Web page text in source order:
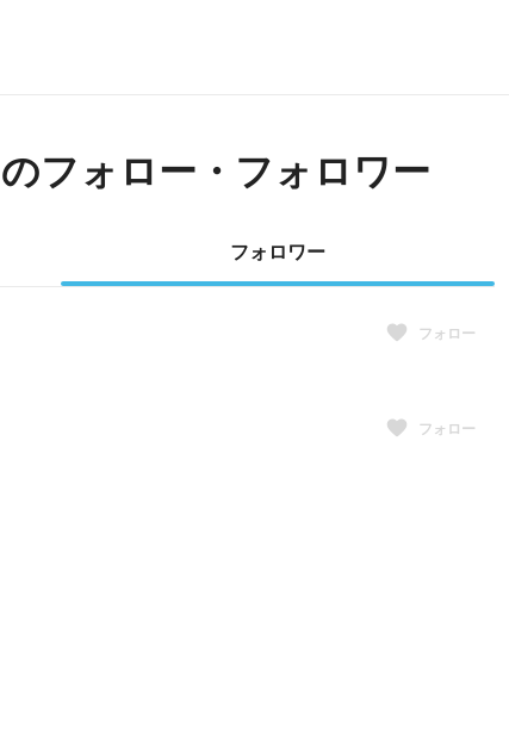
のフォロー・フォロワー
フォロワー
フォロー
フォロー